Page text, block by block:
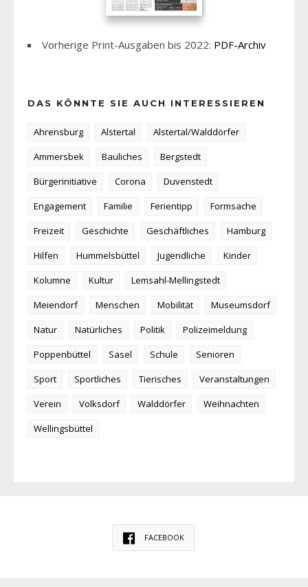
Vorherige Print-Ausgaben bis 2022: PDF-Archiv
DAS KÖNNTE SIE AUCH INTERESSIEREN
Ahrensburg Alstertal
Alstertal/Walddörfer
Ammersbek
Bauliches
Bergstedt
Bürgerinitiative
Corona
Duvenstedt
Engagement
Familie Ferientipp
Formsache
Freizeit
Geschichte Geschäftliches
Hamburg
Hilfen
Hummelsbüttel Jugendliche
Kinder
Kolumne
Kultur
Lemsahl-Mellingstedt
Meiendorf
Menschen Mobilität
Museumsdorf
Natur
Natürliches Politik
Polizeimeldung
Poppenbüttel
Sasel Schule
Senioren
Sport
Sportliches Tierisches
Veranstaltungen
Verein
Volksdorf Walddörfer
Weihnachten
Wellingsbüttel
FACEBOOK